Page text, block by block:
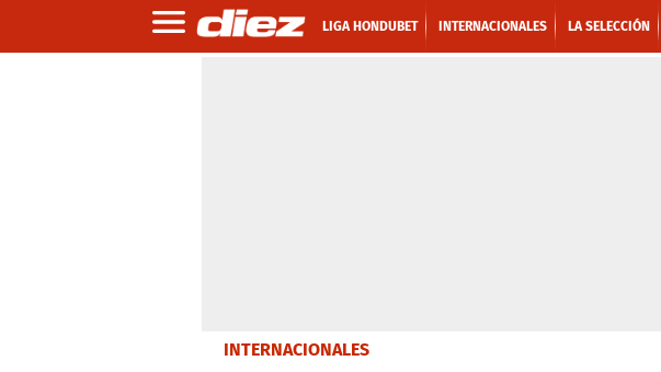
LIGA HONDUBET INTERNACIONALES LA SELECCIÓN
INTERNACIONALES